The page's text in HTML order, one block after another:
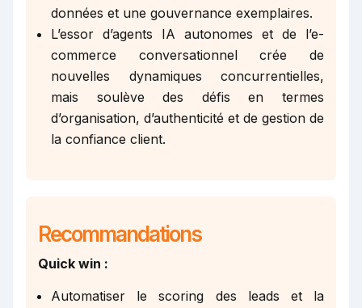
données et une gouvernance exemplaires.
L’essor d’agents IA autonomes et de l’e-
commerce conversationnel crée de
nouvelles dynamiques concurrentielles,
mais soulève des défis en termes
d’organisation, d’authenticité et de gestion de
la confiance client.
Recommandations
Quick win :
Automatiser le scoring des leads et la